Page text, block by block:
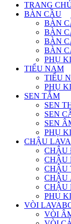
TRANG
BÀN CẦU
BÀN
BÀN
BÀN
BÀN
PHỤ
TIỂU NAM
TIỂU
PHỤ
SEN TẮM
SEN
SEN
SEN
PHỤ
CHẬU
CHẬU
CHẬU
CHẬU
CHẬU
CHẬU
PHỤ
VÒI
VÒI